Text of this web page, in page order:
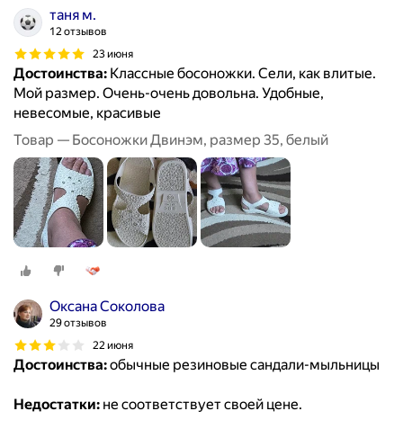
таня м.
12 отзывов
23 июня
Достоинства: Классные босоножки. Сели, как влитые.
Мой размер. Очень-очень довольна. Удобные,
невесомые, красивые
Товар — Босоножки Двинэм, размер 35, белый
Оксана Соколова
29 отзывов
22 июня
Достоинства:обычные резиновые сандали-мыльницы
Недостатки: не соответствует своей цене.